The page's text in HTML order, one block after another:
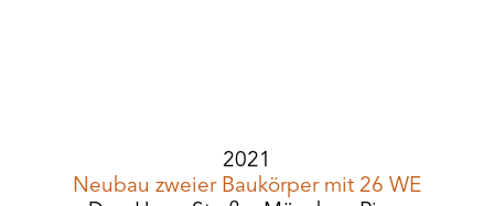
2021
Neubau zweier Baukörper mit 26 WE